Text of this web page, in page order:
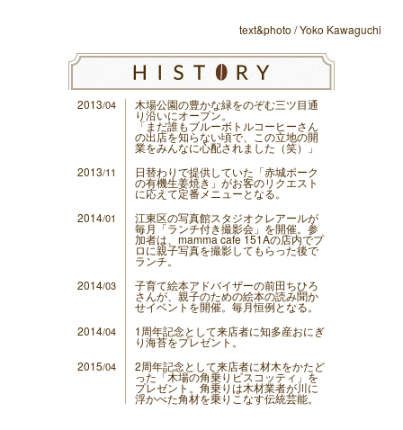
text&photo / Yoko Kawaguchi
2013/04 木場公園の豊かな緑をのぞむ三ツ目通
り沿いにオープン。
「まだ誰もブルーボトルコーヒーさん
の出店を知らない頃で、この立地の開
業をみんなに心配されました（笑）」
2013/11 日替わりで提供していた「赤城ポーク
の有機生姜焼き」がお客のリクエスト
に応えて定番メニューとなる。
2014/01 江東区の写真館スタジオクレアールが
毎月「ランチ付き撮影会」を開催。参
加者は、mamma cafe 151Aの店内でプ
ロに親子写真を撮影してもらった後で
ランチ。
2014/03 子育て絵本アドバイザーの前田ちひろ
さんが、親子のための絵本の読み聞か
せイベントを開催。毎月恒例となる。
2014/04 1周年記念として来店者に知多産おにぎ
り海苔をプレゼント。
2015/04 2周年記念として来店者に材木をかたど
った「木場の角乗りビスコッティ」を
プレゼント。角乗りは木材業者が川に
浮かべた角材を乗りこなす伝統芸能。